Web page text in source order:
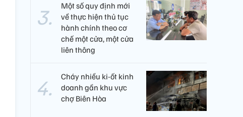
Một số quy định mới
về thực hiện thủ tục
hành chính theo cơ
chế một cửa, một cửa
liên thông
Cháy nhiều ki-ốt kinh
doanh gần khu vực
chợ Biên Hòa